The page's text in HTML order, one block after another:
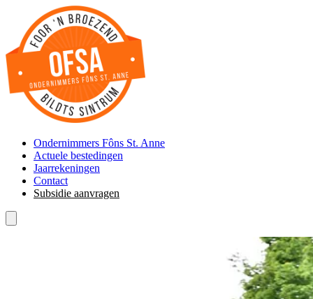
Ondernimmers Fôns St. Anne
Actuele bestedingen
Jaarrekeningen
Contact
Subsidie aanvragen